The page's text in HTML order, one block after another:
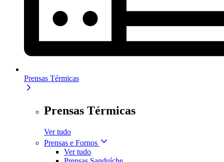
Prensas Térmicas
Prensas Térmicas
Ver tudo
Prensas e Fornos
Ver tudo